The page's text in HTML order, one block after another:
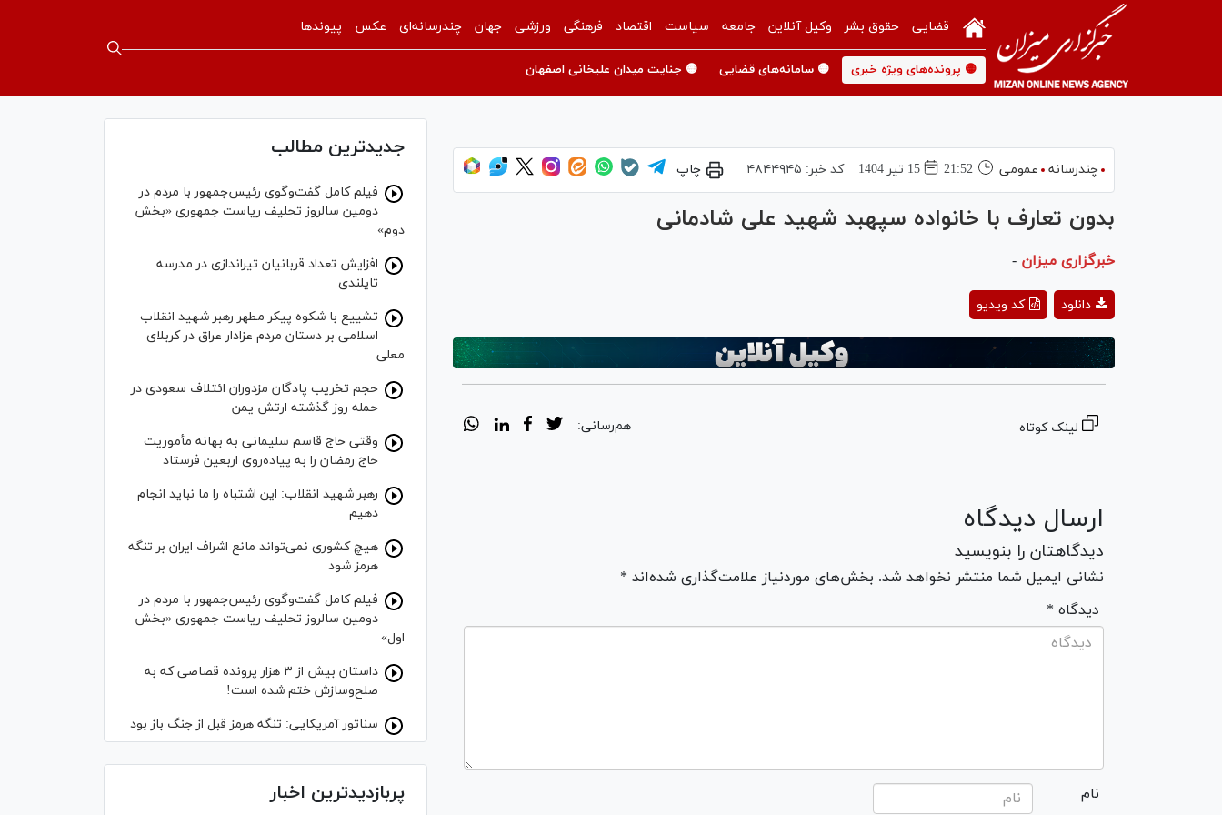
قضایی حقوق بشر وکیل آنلاین جامعه سیاست اقتصاد فرهنگی ورزشی جهان چندرسانه‌ای عکس پیوندها
🟡 پرونده‌های ویژه خبری 🟡 سامانه‌های قضایی 🟡 جنایت میدان علیخانی اصفهان
چندرسانه عمومی 21:52 15 تير 1404 کد خبر: ۴۸۴۴۹۴۵ چاپ
بدون تعارف با خانواده سپهبد شهید علی شادمانی
خبرگزاری میزان -
Video
کد ویدیو دانلود
لینک کوتاه هم‌رسانی:
ارسال دیدگاه
دیدگاهتان را بنویسید
نشانی ایمیل شما منتشر نخواهد شد. بخش‌های موردنیاز علامت‌گذاری شده‌اند *
* دیدگاه
نام
جدیدترین مطالب
فیلم کامل گفت‌وگوی رئیس‌جمهور با مردم در
دومین سالروز تحلیف ریاست جمهوری «بخش
دوم»
افزایش تعداد قربانیان تیراندازی در مدرسه
تایلندی
تشییع با شکوه پیکر مطهر رهبر شهید انقلاب
اسلامی بر دستان مردم عزادار عراق در کربلای
معلی
حجم تخریب پادگان مزدوران ائتلاف سعودی در
حمله روز گذشته ارتش یمن
وقتی حاج قاسم سلیمانی به بهانه مأموریت
حاج رمضان را به پیاده‌روی اربعین فرستاد
رهبر شهید انقلاب: این اشتباه را ما نباید انجام
دهیم
هیچ کشوری نمی‌تواند مانع اشراف ایران بر تنگه
هرمز شود
فیلم کامل گفت‌وگوی رئیس‌جمهور با مردم در
دومین سالروز تحلیف ریاست جمهوری «بخش
اول»
داستان بیش از ۳ هزار پرونده قصاصی که به
صلح‌وسازش ختم شده است!
سناتور آمریکایی: تنگه هرمز قبل از جنگ باز بود
پربازدیدترین اخبار